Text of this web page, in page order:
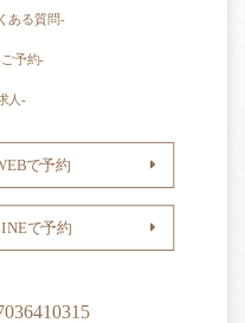
ある質問-
予約-
人-
で予約
で予約